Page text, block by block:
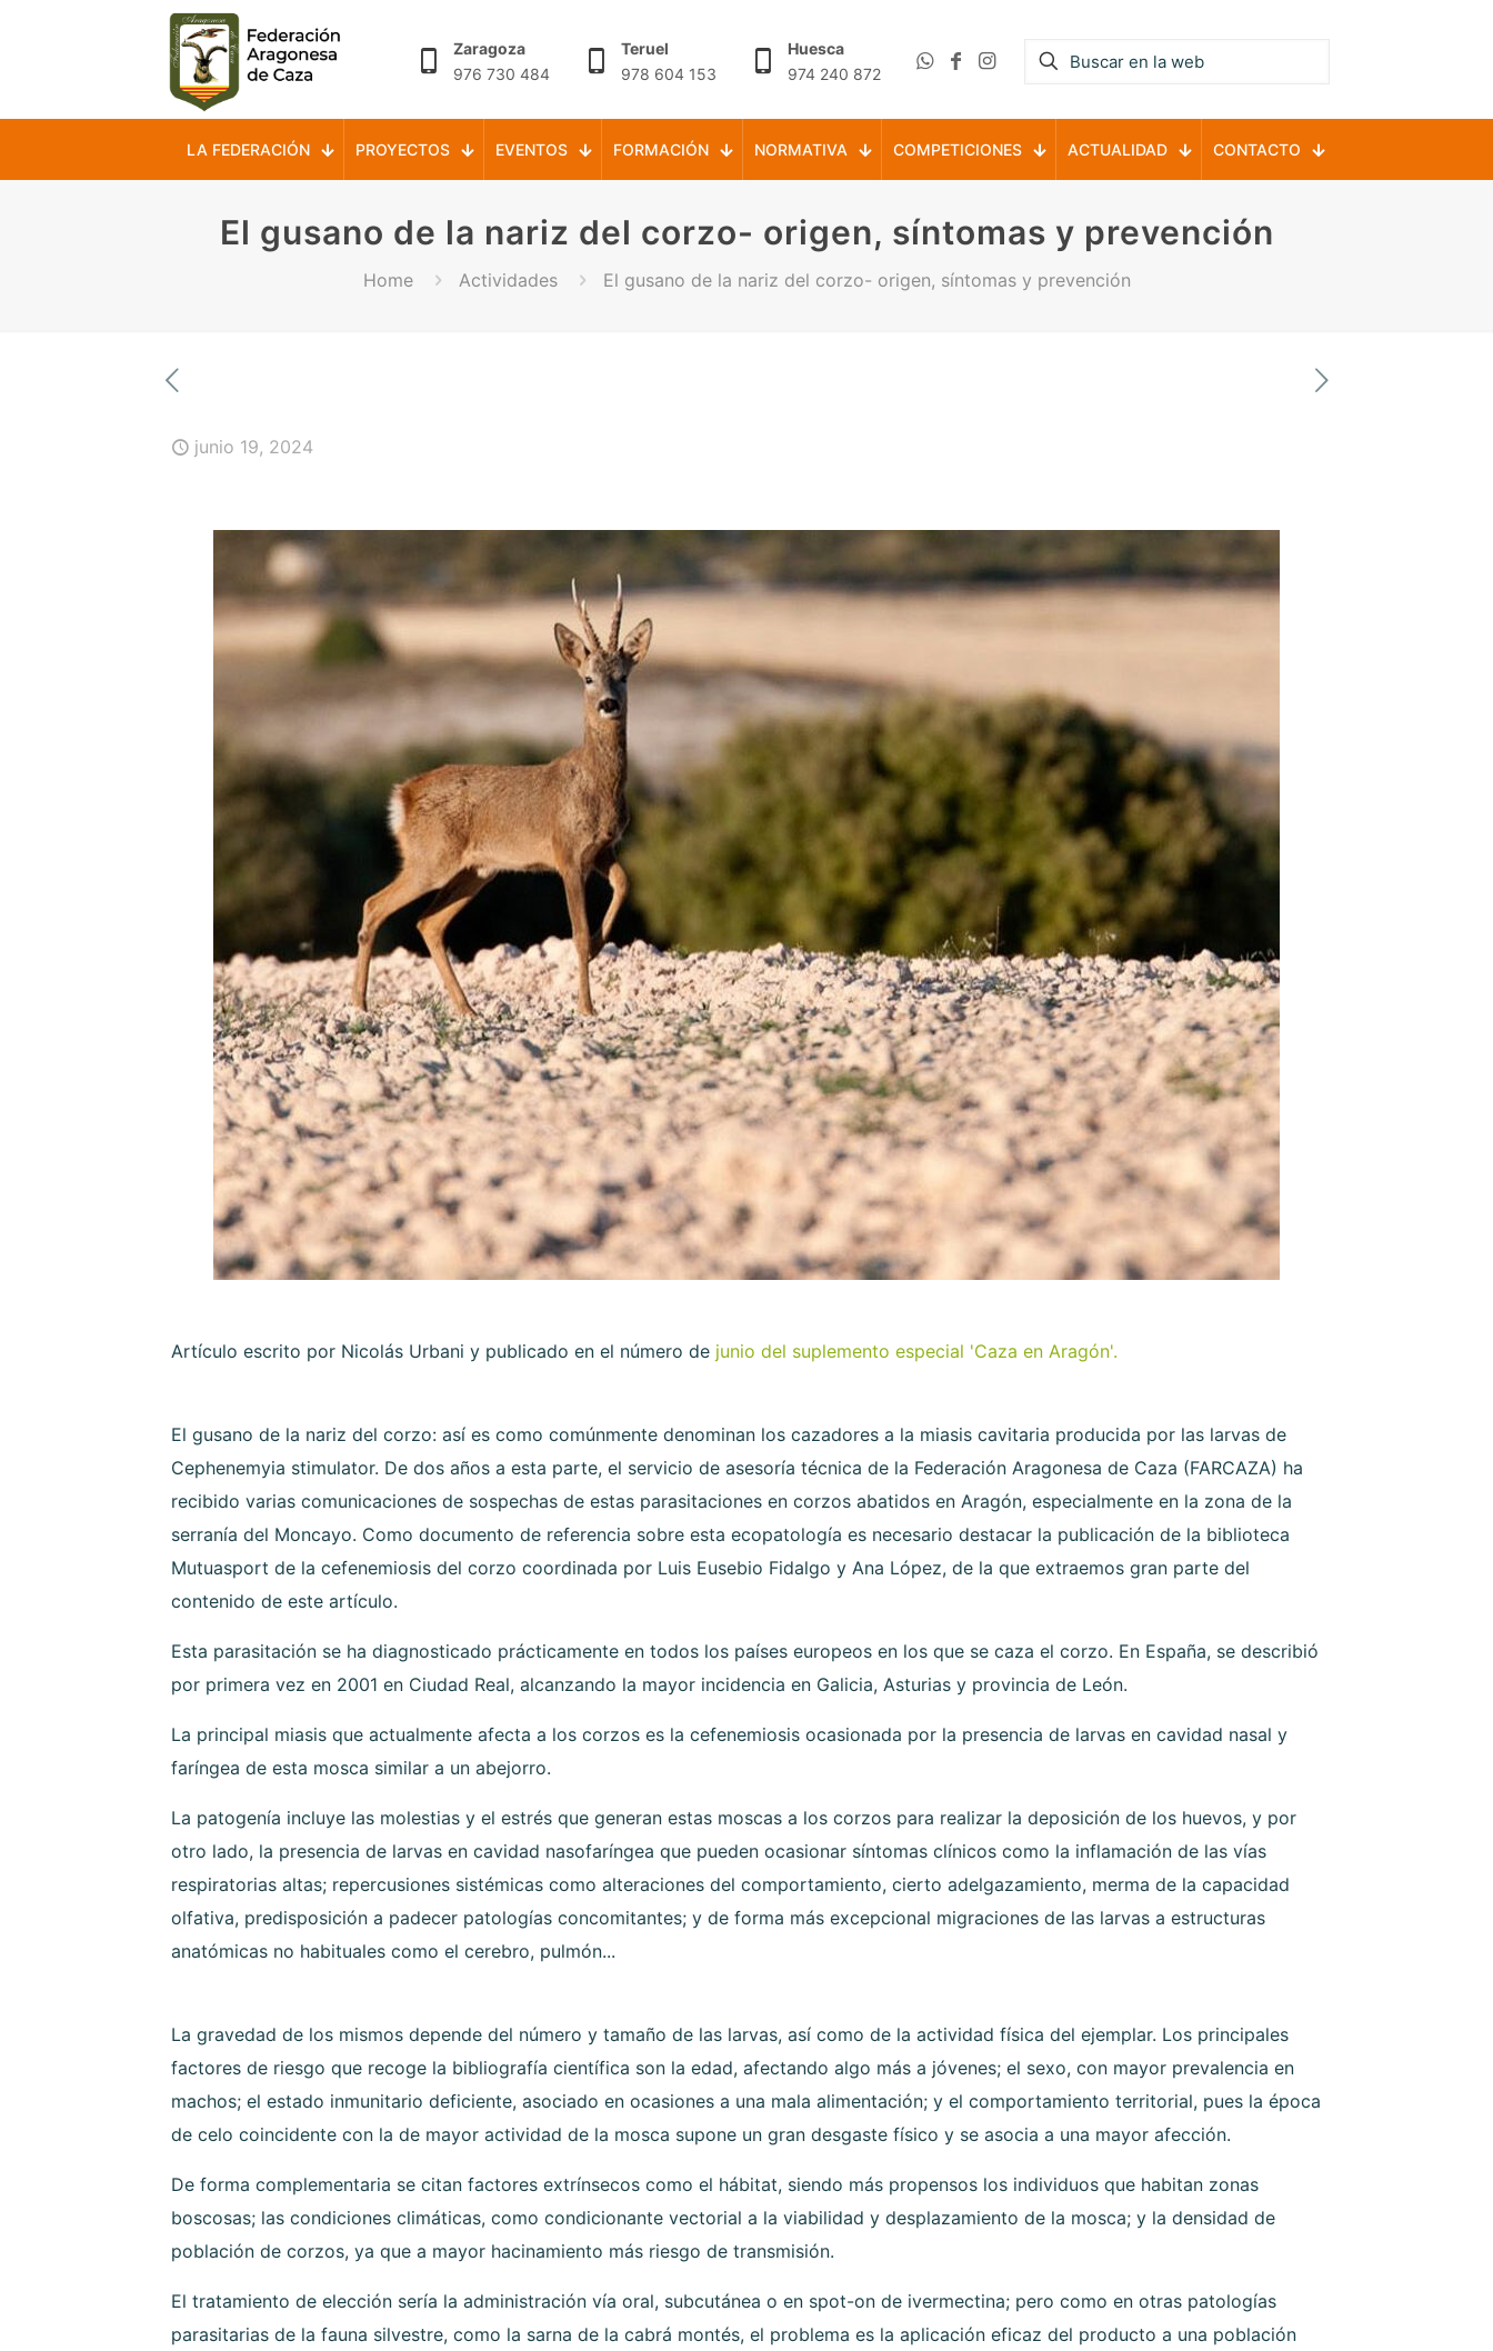
Zaragoza
976 730 484
Teruel
978 604 153
Huesca
974 240 872
LA FEDERACIÓN PROYECTOS EVENTOS FORMACIÓN NORMATIVA COMPETICIONES ACTUALIDAD CONTACTO
El gusano de la nariz del corzo- origen, síntomas y prevención
Home Actividades El gusano de la nariz del corzo- origen, síntomas y prevención
junio 19, 2024
Artículo escrito por Nicolás Urbani y publicado en el número de junio del suplemento especial 'Caza en Aragón'.
El gusano de la nariz del corzo: así es como comúnmente denominan los cazadores a la miasis cavitaria producida por las larvas de
Cephenemyia stimulator. De dos años a esta parte, el servicio de asesoría técnica de la Federación Aragonesa de Caza (FARCAZA) ha
recibido varias comunicaciones de sospechas de estas parasitaciones en corzos abatidos en Aragón, especialmente en la zona de la
serranía del Moncayo. Como documento de referencia sobre esta ecopatología es necesario destacar la publicación de la biblioteca
Mutuasport de la cefenemiosis del corzo coordinada por Luis Eusebio Fidalgo y Ana López, de la que extraemos gran parte del
contenido de este artículo.
Esta parasitación se ha diagnosticado prácticamente en todos los países europeos en los que se caza el corzo. En España, se describió
por primera vez en 2001 en Ciudad Real, alcanzando la mayor incidencia en Galicia, Asturias y provincia de León.
La principal miasis que actualmente afecta a los corzos es la cefenemiosis ocasionada por la presencia de larvas en cavidad nasal y
faríngea de esta mosca similar a un abejorro.
La patogenía incluye las molestias y el estrés que generan estas moscas a los corzos para realizar la deposición de los huevos, y por
otro lado, la presencia de larvas en cavidad nasofaríngea que pueden ocasionar síntomas clínicos como la inflamación de las vías
respiratorias altas; repercusiones sistémicas como alteraciones del comportamiento, cierto adelgazamiento, merma de la capacidad
olfativa, predisposición a padecer patologías concomitantes; y de forma más excepcional migraciones de las larvas a estructuras
anatómicas no habituales como el cerebro, pulmón...
La gravedad de los mismos depende del número y tamaño de las larvas, así como de la actividad física del ejemplar. Los principales
factores de riesgo que recoge la bibliografía científica son la edad, afectando algo más a jóvenes; el sexo, con mayor prevalencia en
machos; el estado inmunitario deficiente, asociado en ocasiones a una mala alimentación; y el comportamiento territorial, pues la época
de celo coincidente con la de mayor actividad de la mosca supone un gran desgaste físico y se asocia a una mayor afección.
De forma complementaria se citan factores extrínsecos como el hábitat, siendo más propensos los individuos que habitan zonas
boscosas; las condiciones climáticas, como condicionante vectorial a la viabilidad y desplazamiento de la mosca; y la densidad de
población de corzos, ya que a mayor hacinamiento más riesgo de transmisión.
El tratamiento de elección sería la administración vía oral, subcutánea o en spot-on de ivermectina; pero como en otras patologías
parasitarias de la fauna silvestre, como la sarna de la cabrá montés, el problema es la aplicación eficaz del producto a una población